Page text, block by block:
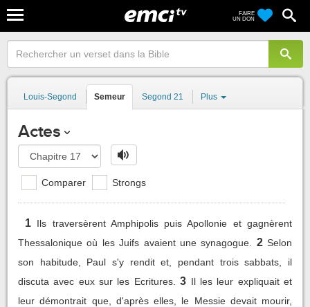
FAIRE
UN DON
Louis-Segond Semeur Segond 21 Plus
Actes
Comparer Strongs
1 Ils traversèrent Amphipolis puis Apollonie et gagnèrent
Thessalonique où les Juifs avaient une synagogue.
2 Selon
son habitude, Paul s'y rendit et, pendant trois sabbats, il
discuta avec eux sur les Ecritures.
3 Il les leur expliquait et
leur démontrait que, d'après elles, le Messie devait mourir,